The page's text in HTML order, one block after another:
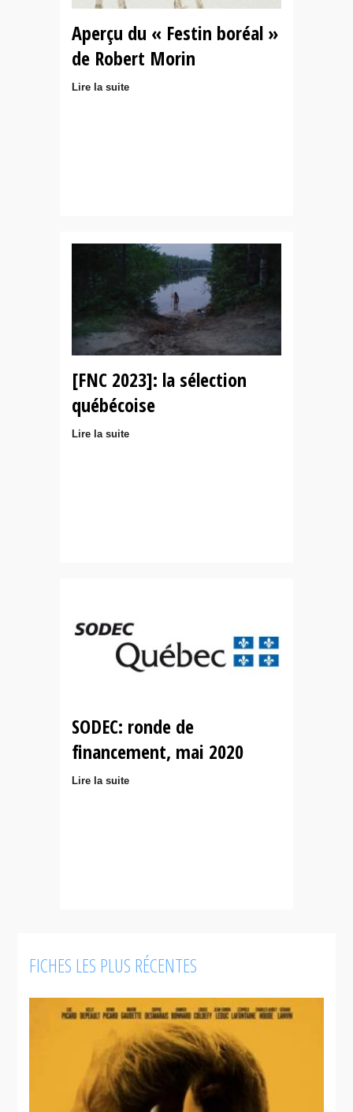
Aperçu du « Festin boréal »
de Robert Morin
Lire la suite
[FNC 2023]: la sélection
québécoise
Lire la suite
SODEC: ronde de
financement, mai 2020
Lire la suite
FICHES LES PLUS RÉCENTES